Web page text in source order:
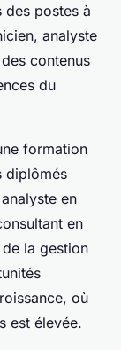
des postes à
analyste
contenus
du
formation
diplômés
en
en
la gestion
où
est élevée.